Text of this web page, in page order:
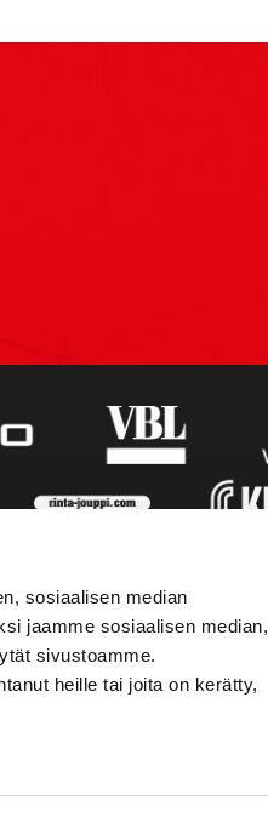
sosiaalisen median
jaamme sosiaalisen median,
sivustoamme.
heille tai joita on kerätty,
MEDIA